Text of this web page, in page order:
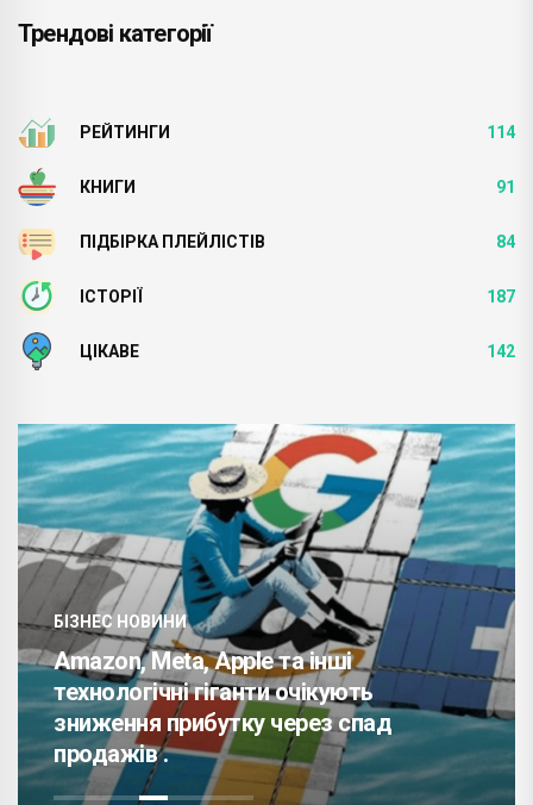
Трендові категорії
РЕЙТИНГИ 114
КНИГИ 91
ПІДБІРКА ПЛЕЙЛІСТІВ 84
ІСТОРІЇ 187
ЦІКАВЕ 142
БІЗНЕС НОВИНИ
Amazon, Meta, Apple та інші
технологічні гіганти очікують
зниження прибутку через спад
продажів .